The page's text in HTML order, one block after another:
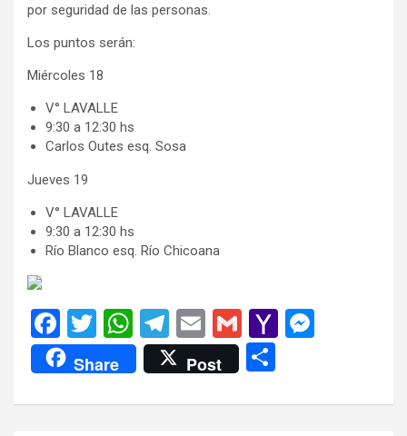
por seguridad de las personas.
Los puntos serán:
Miércoles 18
V° LAVALLE
9:30 a 12:30 hs
Carlos Outes esq. Sosa
Jueves 19
V° LAVALLE
9:30 a 12:30 hs
Río Blanco esq. Río Chicoana
F
a
ce
b
T
wi
tt
er
W
h
at
s
T
el
e
gr
E
m
ail
G
m
ail
Y
o
n
Share Post
m